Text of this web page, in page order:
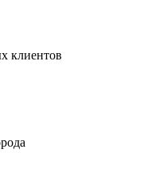
клиентов